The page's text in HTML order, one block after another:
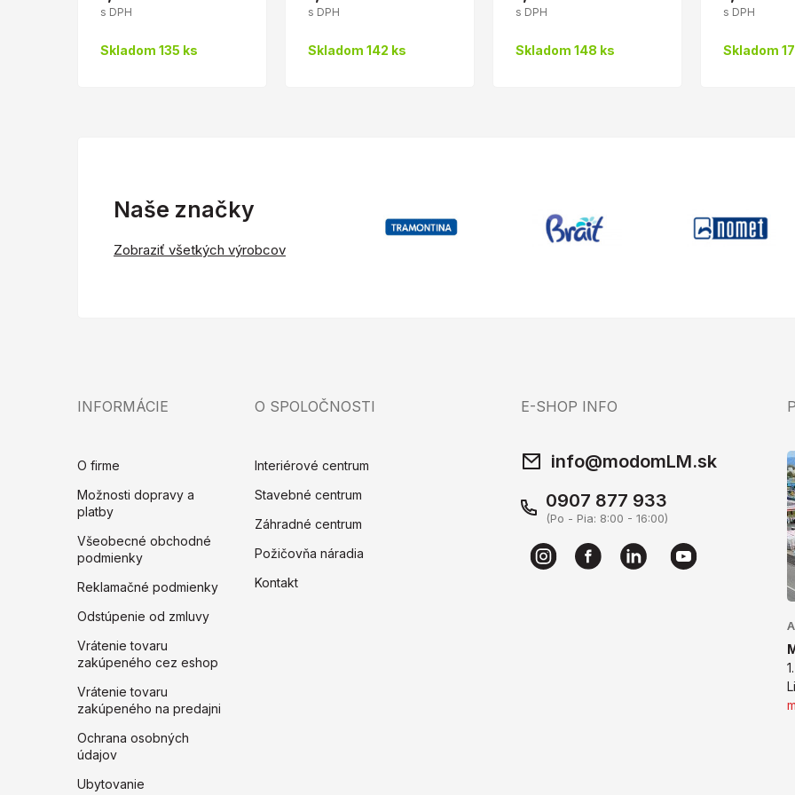
s DPH
Skladom 135 ks
s DPH
Skladom 142 ks
s DPH
Skladom 148 ks
s DPH
Skladom
Naše značky
Zobraziť všetkých výrobcov
INFORMÁCIE
O firme
Možnosti dopravy a
platby
Všeobecné obchodné
podmienky
Reklamačné podmienky
Odstúpenie od zmluvy
Vrátenie tovaru
zakúpeného cez eshop
Vrátenie tovaru
zakúpeného na predajni
Ochrana osobných
údajov
Ubytovanie
O SPOLOČNOSTI
Interiérové centrum
Stavebné centrum
Záhradné centrum
Požičovňa náradia
Kontakt
E-SHOP INFO
info@modomLM.sk
0907 877 933
(Po - Pia: 8:00 - 16:00)